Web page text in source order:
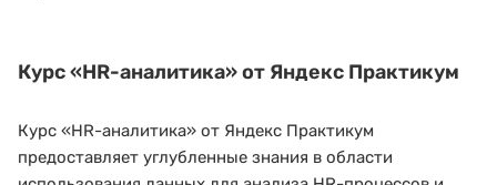
Курс«HR-аналитика»от Яндекс Практикум
Курс «HR-аналитика» от Яндекс Практикум
предоставляет углубленные знания в области